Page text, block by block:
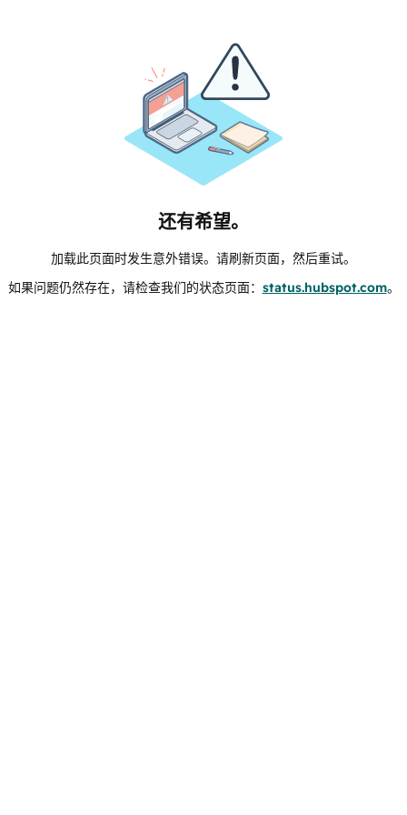
还有希望。
加载此页面时发生意外错误。请刷新页面，然后重试。
如果问题仍然存在，请检查我们的状态页面： status.hubspot.com。